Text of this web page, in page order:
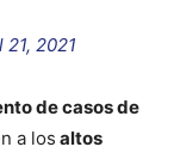
21, 2021
de casos de
a los altos